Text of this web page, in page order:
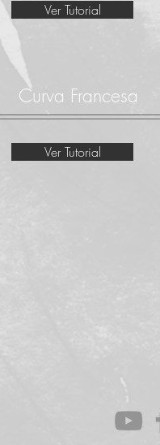
Ver Tutorial
Curva Francesa
Ver Tutorial